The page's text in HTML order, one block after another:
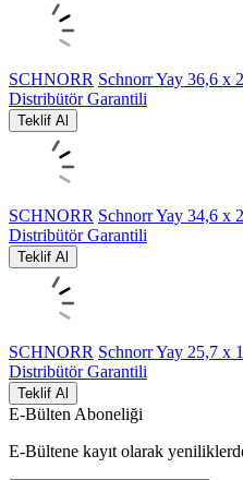
SCHNORR Schnorr Yay 36,6 x
Distribütör Garantili
Teklif Al
SCHNORR Schnorr Yay 34,6 x
Distribütör Garantili
Teklif Al
SCHNORR Schnorr Yay 25,7 x
Distribütör Garantili
Teklif Al
E-Bülten Aboneliği
E-Bültene kayıt olarak